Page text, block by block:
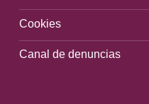
Cookies
Canal de denuncias